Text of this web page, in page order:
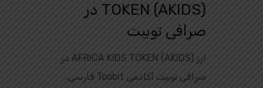
TOKEN (AKIDS) در
صرافی توبیت
ارز AFRICA KIDS TOKEN (AKIDS) در
صرافی توبیت آکادمی Toobit فارسی.